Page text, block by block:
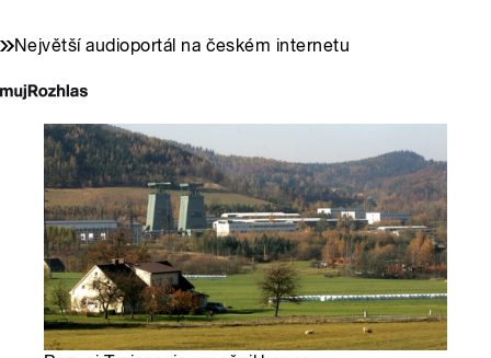
Největší audioportál na českém internetu